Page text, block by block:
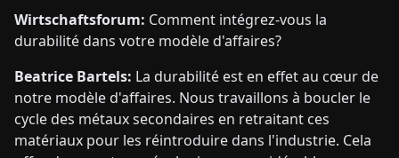
Wirtschaftsforum: Comment intégrez-vous la
durabilité dans votre modèle d'affaires?
Beatrice Bartels: La durabilité est en effet au cœur de
notre modèle d'affaires. Nous travaillons à boucler le
cycle des métaux secondaires en retraitant ces
matériaux pour les réintroduire dans l'industrie. Cela